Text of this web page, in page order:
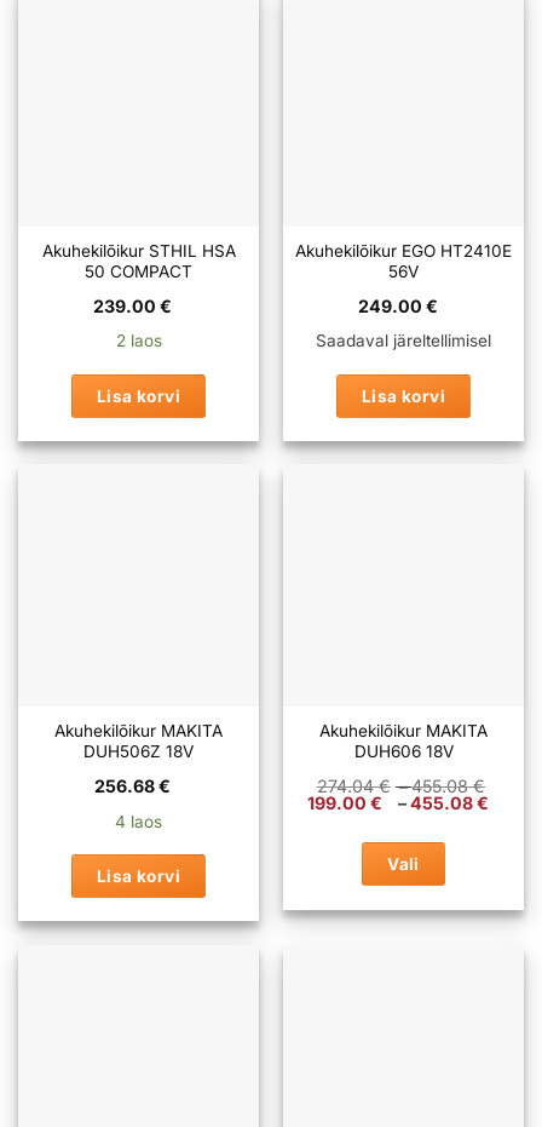
Akuhekilõikur STHIL HSA
50 COMPACT
239.00 €
2 laos
Lisa korvi
Akuhekilõikur EGO HT2410E
56V
249.00 €
Saadaval järeltellimisel
Lisa korvi
Akuhekilõikur MAKITA
DUH506Z 18V
256.68€
4 laos
Lisa korvi
Akuhekilõikur MAKITA
DUH606 18V
274.04€ –455.08€
199.00 € – 455.08€
Vali
tootel